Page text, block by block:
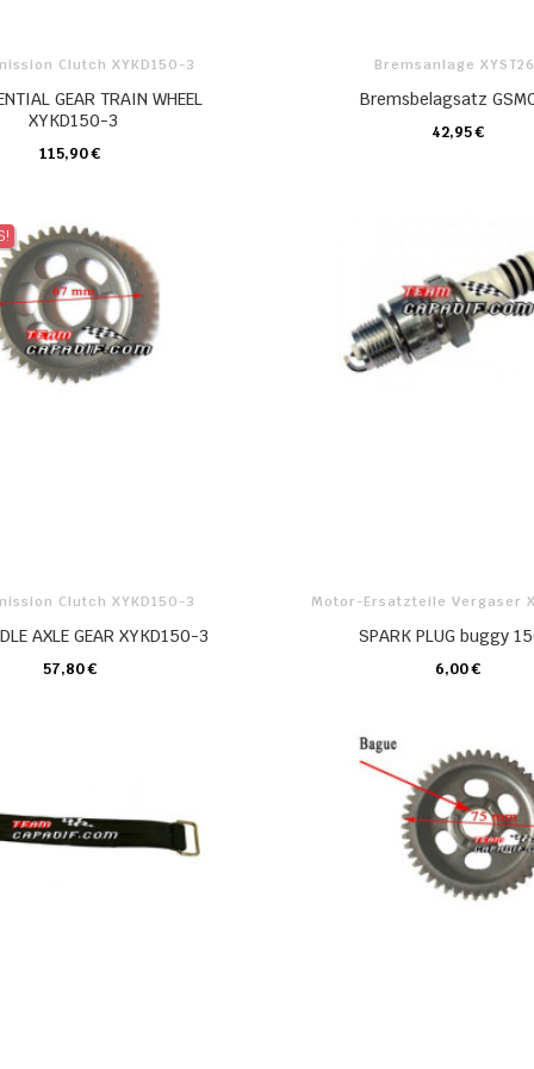
Clutch XYKD150-3
GEAR TRAIN WHEEL
XYKD150-3
115,90 €
KARTE
Bremsanlage
Bremsbelagsatz
42,95 €
KARTE
Clutch XYKD150-3
AXLE GEAR XYKD150-3
57,80 €
KARTE
Motor-Ersatzteile Vergaser
SPARK PLUG buggy
6,00 €
KARTE